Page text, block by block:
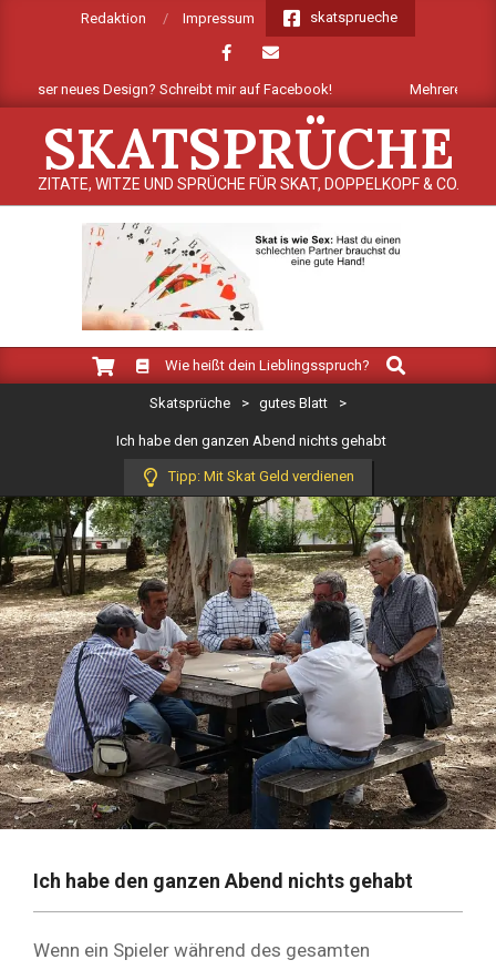
Redaktion Impressum skatsprueche
neues Design? Schreibt mir auf Facebook! Mehrere Dutzend
SKATSPRÜCHE
ZITATE, WITZE UND SPRÜCHE FÜR SKAT, DOPPELKOPF & CO.
Navigation
Wie heißt dein Lieblingsspruch?
Search
Skatsprüche > gutes Blatt >
Ich habe den ganzen Abend nichts gehabt
Tipp: Mit Skat Geld verdienen
Ich habe den ganzen Abend nichts gehabt
Wenn ein Spieler während des gesamten